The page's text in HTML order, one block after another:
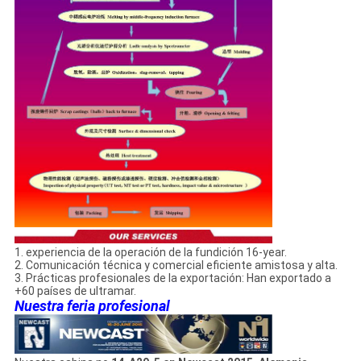
1. experiencia de la operación de la fundición 16-year.
2. Comunicación técnica y comercial eficiente amistosa y alta.
3. Prácticas profesionales de la exportación: Han exportado a
+60 países de ultramar.
Nuestra feria profesional